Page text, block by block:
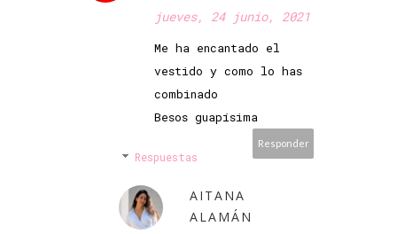
jueves, 24 junio, 2021
Me ha encantado el
vestido y como lo has
combinado
Besos guapísima
Responder
Respuestas
AITANA
ALAMÁN